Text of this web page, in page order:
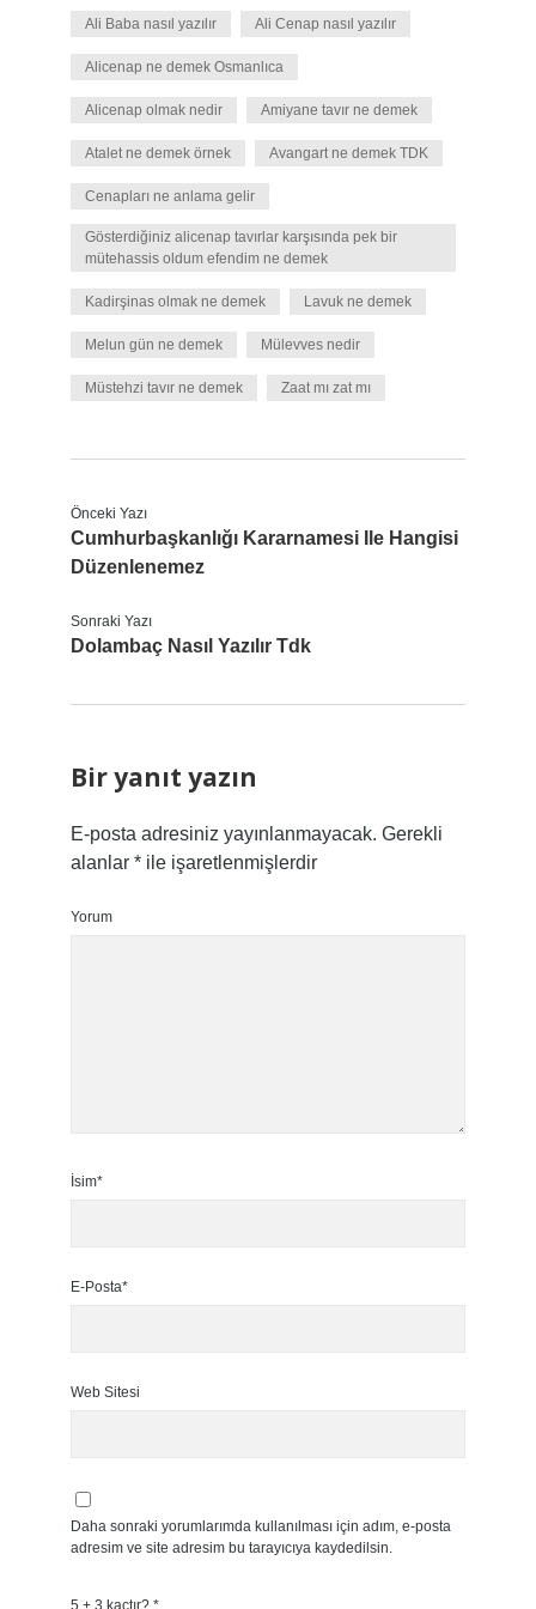
Ali Baba nasıl yazılır Ali Cenap nasıl yazılır
Alicenap ne demek Osmanlıca
Alicenap olmak nedir Amiyane tavır ne demek
Atalet ne demek örnek Avangart ne demek TDK
Cenapları ne anlama gelir
Gösterdiğiniz alicenap tavırlar karşısında pek bir
mütehassis oldum efendim ne demek
Kadirşinas olmak ne demek Lavuk ne demek
Melun gün ne demek Mülevves nedir
Müstehzi tavır ne demek Zaat mı zat mı
Önceki Yazı
Cumhurbaşkanlığı Kararnamesi Ile Hangisi
Düzenlenemez
Sonraki Yazı
Dolambaç Nasıl Yazılır Tdk
Bir yanıt yazın
E-posta adresiniz yayınlanmayacak. Gerekli
alanlar *ile işaretlenmişlerdir
Yorum
İsim*
E-Posta*
Web Sitesi
Daha sonraki yorumlarımda kullanılması için adım, e-posta
adresim ve site adresim bu tarayıcıya kaydedilsin.
5 + 3 kaçtır? *